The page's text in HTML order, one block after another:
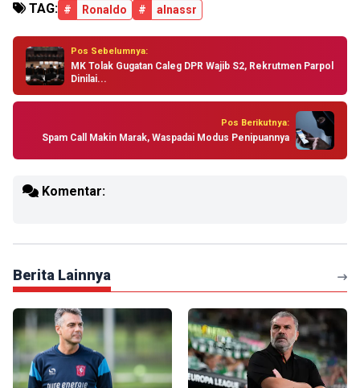
TAG: # Ronaldo # alnassr
Pos Sebelumnya:
MK Tolak Gugatan Caleg DPR Wajib S2, Rekrutmen Parpol
Dinilai...
Pos Berikutnya:
Spam Call Makin Marak, Waspadai Modus Penipuannya
Komentar:
Berita Lainnya